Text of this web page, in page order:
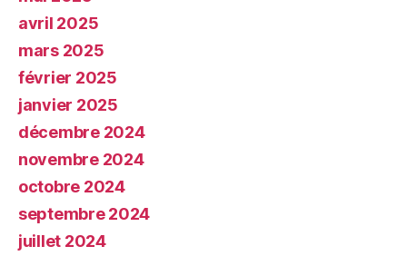
avril 2025
mars 2025
février 2025
janvier 2025
décembre 2024
novembre 2024
octobre 2024
septembre 2024
juillet 2024